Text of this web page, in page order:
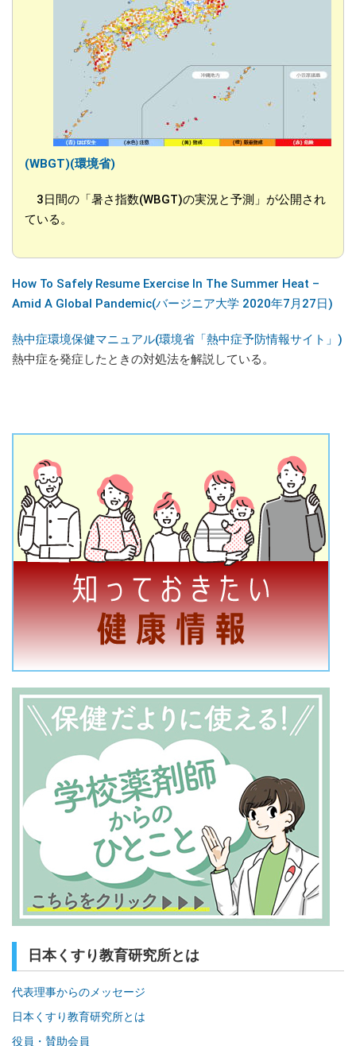
(WBGT)(環境省)
3日間の「暑さ指数(WBGT)の実況と予測」が公開され
ている。
How To Safely Resume Exercise In The Summer Heat –
Amid A Global Pandemic(バージニア大学 2020年7月27日)
熱中症環境保健マニュアル(環境省「熱中症予防情報サイト」)
熱中症を発症したときの対処法を解説している。
日本くすり教育研究所とは
代表理事からのメッセージ
日本くすり教育研究所とは
役員・賛助会員